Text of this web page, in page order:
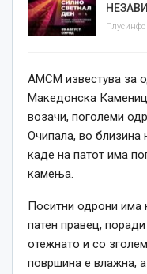
Плусинфо
АМСМ известува за
Македонска
возачи, поголеми
Очипала, во близина
каде на патот има
камења.
Поситни одрони има
патен правец,
отежнато и со
површина е влажна,